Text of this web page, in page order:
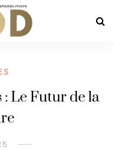
Le Futur de la